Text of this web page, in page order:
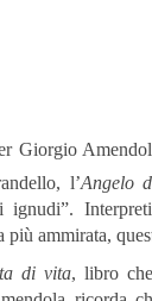
Giorgio
l’Angelo
più ammirata,
di vita, libro